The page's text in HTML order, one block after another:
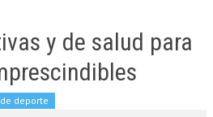
y de salud para
deporte